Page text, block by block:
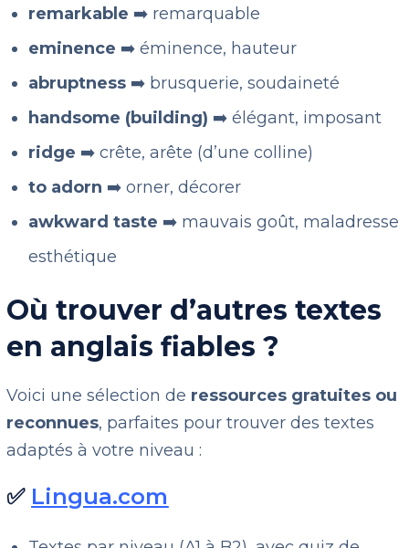
remarkable ➡️ remarquable
eminence ➡️ éminence, hauteur
abruptness➡️ brusquerie, soudaineté
handsome (building) ➡️ élégant, imposant
ridge ➡️ crête, arête (d’une colline)
to adorn ➡️ orner, décorer
awkward taste ➡️ mauvais goût, maladresse
esthétique
Où trouver d’autres textes
en anglais fiables ?
Voici une sélection de ressources gratuites ou
reconnues, parfaites pour trouver des textes
adaptés à votre niveau :
✅ Lingua.com